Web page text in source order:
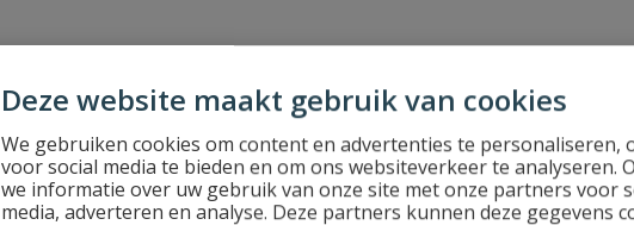
Deze website maakt gebruik van cookies
We gebruiken cookies om content en advertenties te personaliseren,
voor social media te bieden en om ons websiteverkeer te analyseren.
we informatie over uw gebruik van onze site met onze partners voor
media, adverteren en analyse. Deze partners kunnen deze gegevens